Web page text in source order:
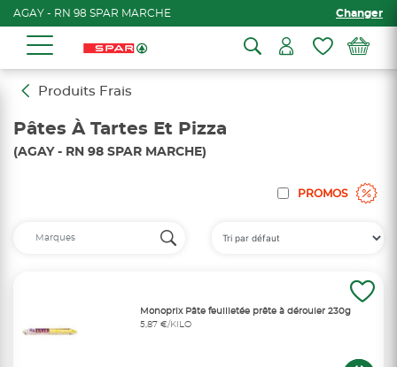
AGAY - RN 98 SPAR MARCHE Changer
Produits Frais
Pâtes À Tartes Et Pizza
(AGAY - RN 98 SPAR MARCHE)
PROMOS
Monoprix Pâte feuilletée prête à dérouler 230g
5,87 €/KILO